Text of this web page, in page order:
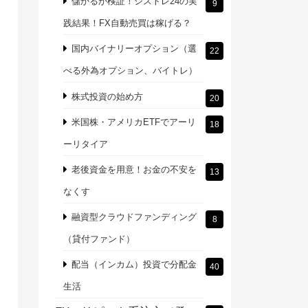
践結果！FX自動売買は稼げる？
9
国内バイナリーオプション（選
べる外為オプション、バイトレ）
22
株式投資の始め方 20
米国株・アメリカETFでアーリ
ーリタイア
18
老後資金を用意！お金の不安を
なくす
13
融資型クラウドファンディング
（貸付ファンド）
8
配当（インカム）投資で分配金
生活
40